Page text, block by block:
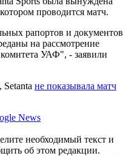
проводится матч.
рапортов и документов
на рассмотрение
УАФ", - заявили
Setanta не показывала матч
News
необходимый текст и
об этом редакции.